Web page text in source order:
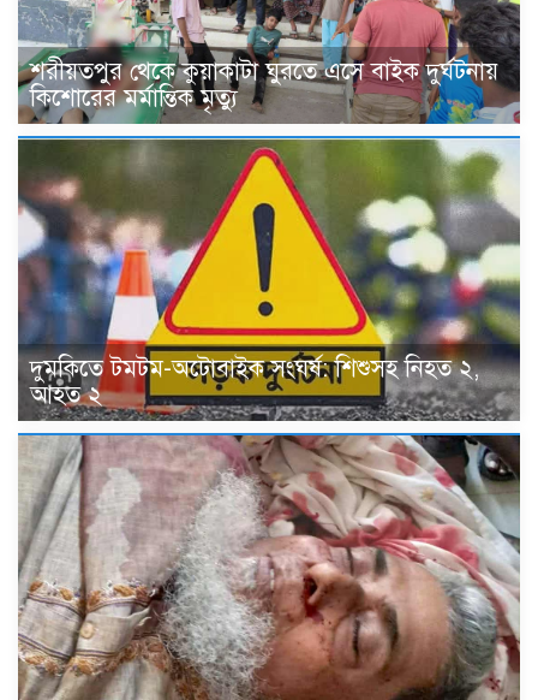
শরীয়তপুর থেকে কুয়াকাটা ঘুরতে এসে বাইক দুর্ঘটনায়
কিশোরের মর্মান্তিক মৃত্যু
দুমকিতে টমটম-অটোবাইক সংঘর্ষ: শিশুসহ নিহত ২,
আহত ২